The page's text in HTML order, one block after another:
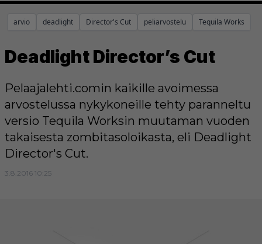
arvio deadlight Director's Cut peliarvostelu Tequila Works
Deadlight Director’s Cut
Pelaajalehti.comin kaikille avoimessa
arvostelussa nykykoneille tehty paranneltu
versio Tequila Worksin muutaman vuoden
takaisesta zombitasoloikasta, eli Deadlight
Director's Cut.
3.8.2016 10:25